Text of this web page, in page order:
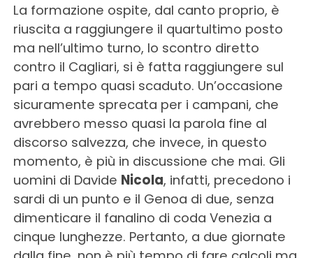
La formazione ospite, dal canto proprio, è
riuscita a raggiungere il quartultimo posto
ma nell’ultimo turno, lo scontro diretto
contro il Cagliari, si è fatta raggiungere sul
pari a tempo quasi scaduto. Un’occasione
sicuramente sprecata per i campani, che
avrebbero messo quasi la parola fine al
discorso salvezza, che invece, in questo
momento, è più in discussione che mai. Gli
uomini di Davide Nicola, infatti, precedono i
sardi di un punto e il Genoa di due, senza
dimenticare il fanalino di coda Venezia a
cinque lunghezze. Pertanto, a due giornate